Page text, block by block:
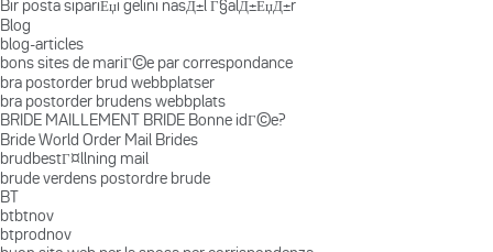
Bir posta sipariЕџi gelini nasД±l Г§alД±ЕџД±r
Blog
blog-articles
bons sites de mariГ©e par correspondance
bra postorder brud webbplatser
bra postorder brudens webbplats
BRIDE MAILLEMENT BRIDE Bonne idГ©e?
Bride World Order Mail Brides
brudbestГ¤llning mail
brude verdens postordre brude
BT
btbtnov
btprodnov